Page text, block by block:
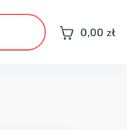
0,00 zł